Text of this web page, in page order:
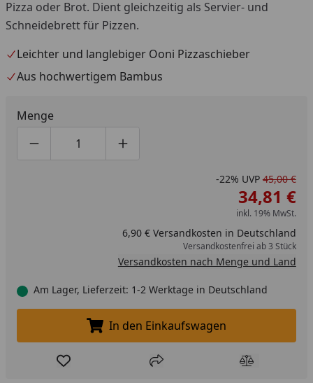
Pizza oder Brot. Dient gleichzeitig als Servier- und
Schneidebrett für Pizzen.
Leichter und langlebiger Ooni Pizzaschieber
Aus hochwertigem Bambus
Menge
Produktmenge um eins verringern
Produktmenge manuell eingeben
Produktmenge um eins erhöhen
-22% UVP 45,00 €
34,81 €
inkl. 19% MwSt.
6,90 € Versandkosten in Deutschland
Versandkostenfrei ab 3 Stück
Versandkosten nach Menge und Land
Am Lager, Lieferzeit: 1-2 Werktage in Deutschland
In den Einkaufswagen legen
In den Einkaufswagen
Produkt zur Wunschliste hinzufügen
Teilen Produkt